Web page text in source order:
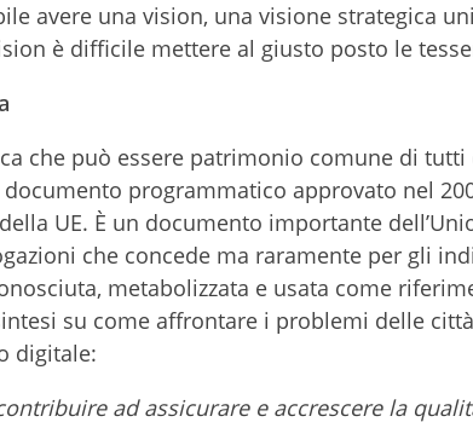
avere una vision, una visione strategica
è difficile mettere al giusto posto le
che può essere patrimonio comune di
documento programmatico approvato nel
UE. È un documento importante
che concede ma raramente per gli
metabolizzata e usata come
su come affrontare i problemi delle
digitale:
ad assicurare e accrescere la